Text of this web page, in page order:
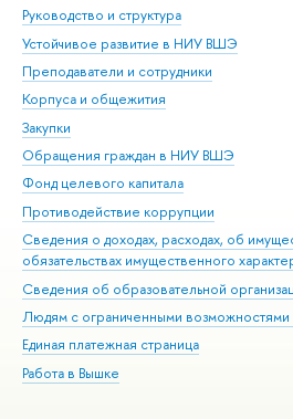
Руководство и структура
Устойчивое развитие в НИУ ВШЭ
Преподаватели и сотрудники
Корпуса и общежития
Закупки
Обращения граждан в НИУ ВШЭ
Фонд целевого капитала
Противодействие коррупции
Сведения о доходах, расходах, об
обязательствах имущественного
Сведения об образовательной
Людям с ограниченными возможностями
Единая платежная страница
Работа в Вышке